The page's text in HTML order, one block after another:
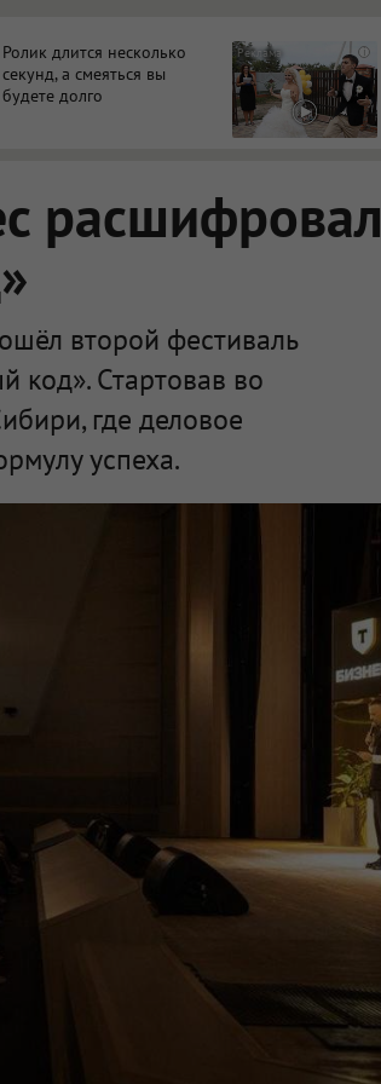
Ролик длится несколько
секунд, а смеяться вы
будете долго
i
расшифровал
второй фестиваль
код». Стартовав во
где деловое
успеха.